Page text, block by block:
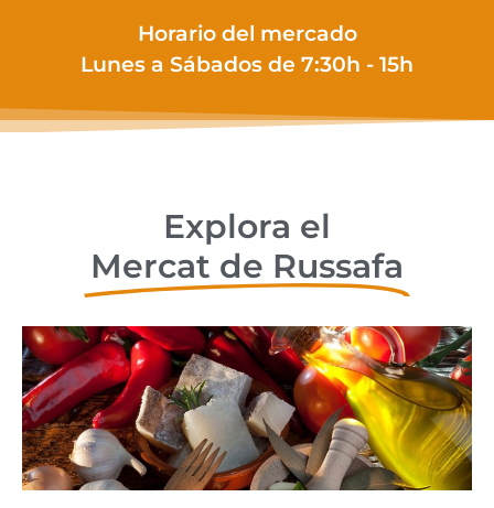
Horario del mercado
Lunes a Sábados de 7:30h - 15h
Explora el
Mercat de Russafa